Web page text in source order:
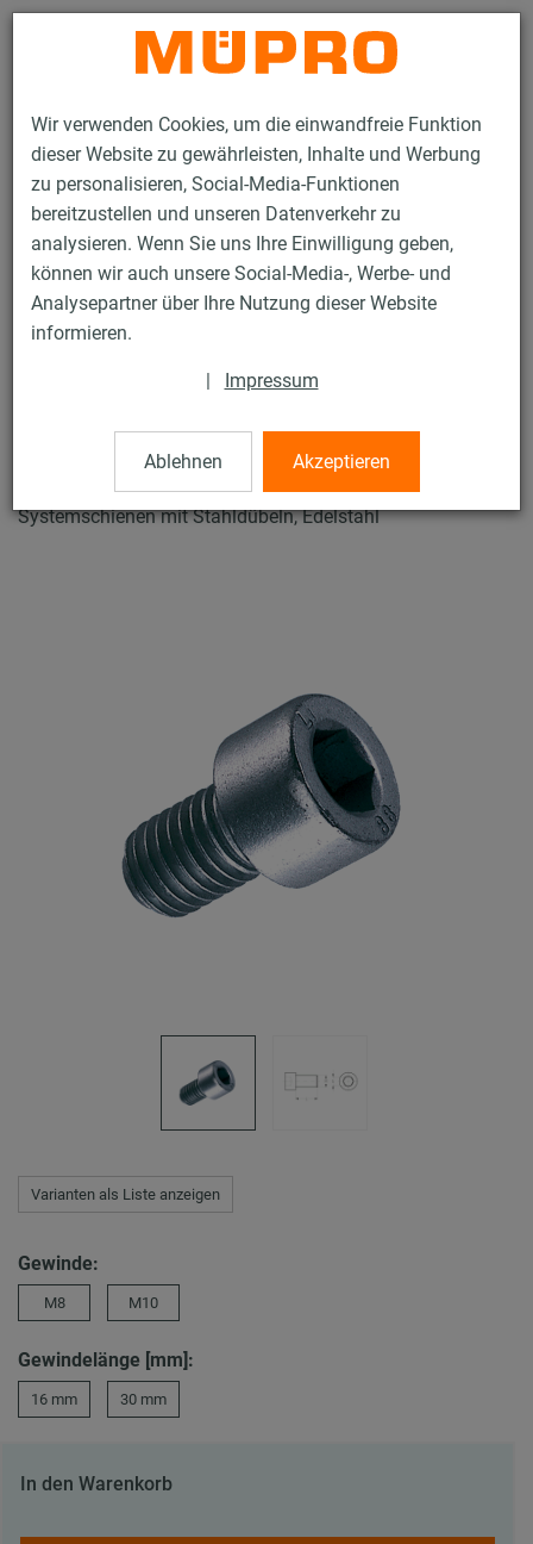
Wir verwenden Cookies, um die einwandfreie Funktion
dieser Website zu gewährleisten, Inhalte und Werbung
zu personalisieren, Social-Media-Funktionen
bereitzustellen und unseren Datenverkehr zu
analysieren. Wenn Sie uns Ihre Einwilligung geben,
können wir auch unsere Social-Media-, Werbe- und
Analysepartner über Ihre Nutzung dieser Website
informieren.
| Impressum
Ablehnen Akzeptieren
Kontakt
Produkte Befestigungstechnik
Edelstahlprodukte
Edelstahl-Montageteile
Innensechskantschrauben
Innensechskantschrauben
mit metrischem Gewinde zur Befestigung von MPC-
Systemschienen mit Stahldübeln, Edelstahl
Varianten als Liste anzeigen
Gewinde:
M8 M10
Gewindelänge [mm]:
16 mm 30 mm
In den Warenkorb